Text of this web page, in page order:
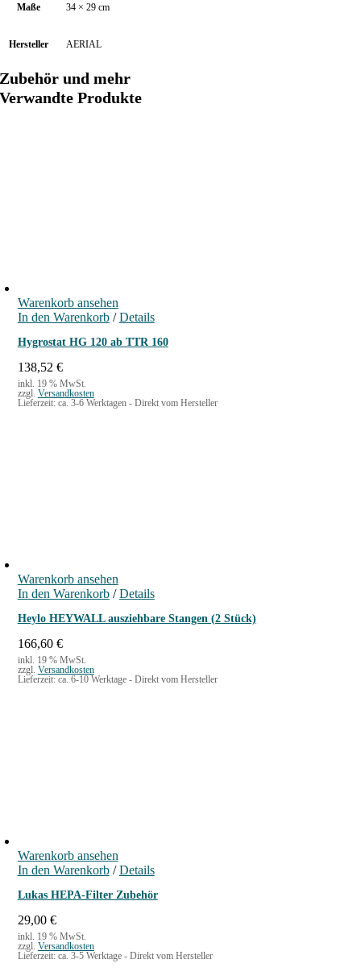
Maße 34 × 29 cm
Hersteller AERIAL
Zubehör und mehr
Verwandte Produkte
Warenkorb ansehen
In den Warenkorb / Details
Hygrostat HG 120 ab TTR 160
138,52 €
inkl. 19 % MwSt.
zzgl. Versandkosten
Lieferzeit: ca. 3-6 Werktagen - Direkt vom Hersteller
Warenkorb ansehen
In den Warenkorb / Details
Heylo HEYWALL ausziehbare Stangen (2 Stück)
166,60 €
inkl. 19 % MwSt.
zzgl. Versandkosten
Lieferzeit: ca. 6-10 Werktage - Direkt vom Hersteller
Warenkorb ansehen
In den Warenkorb / Details
Lukas HEPA-Filter Zubehör
29,00 €
inkl. 19 % MwSt.
zzgl. Versandkosten
Lieferzeit: ca. 3-5 Werktage - Direkt vom Hersteller